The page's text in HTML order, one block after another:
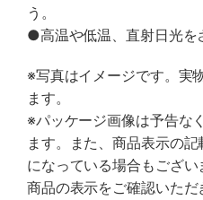
う。
●高温や低温、直射日光を
※写真はイメージです。実
ます。
※パッケージ画像は予告な
ます。また、商品表示の
になっている場合もござ
商品の表示をご確認いただ